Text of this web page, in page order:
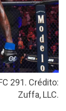
291. Crédito:
Zuffa, LLC.